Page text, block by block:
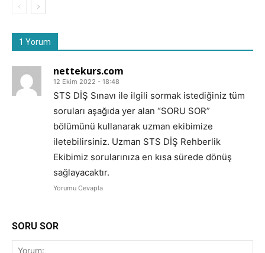
1 Yorum
nettekurs.com
12 Ekim 2022 - 18:48
STS DİŞ Sınavı ile ilgili sormak istediğiniz tüm
soruları aşağıda yer alan “SORU SOR”
bölümünü kullanarak uzman ekibimize
iletebilirsiniz. Uzman STS DİŞ Rehberlik
Ekibimiz sorularınıza en kısa sürede dönüş
sağlayacaktır.
Yorumu Cevapla
SORU SOR